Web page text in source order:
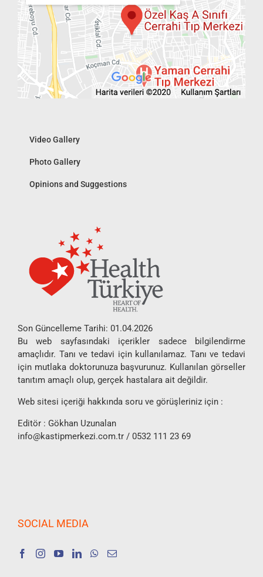
Video Gallery
Photo Gallery
Opinions and Suggestions
Son Güncelleme Tarihi: 01.04.2026
Bu web sayfasındaki içerikler sadece bilgilendirme
amaçlıdır. Tanı ve tedavi için kullanılamaz. Tanı ve tedavi
için mutlaka doktorunuza başvurunuz. Kullanılan görseller
tanıtım amaçlı olup, gerçek hastalara ait değildir.
Web sitesi içeriği hakkında soru ve görüşleriniz için :
Editör : Gökhan Uzunalan
info@kastipmerkezi.com.tr / 0532 111 23 69
SOCIAL MEDIA